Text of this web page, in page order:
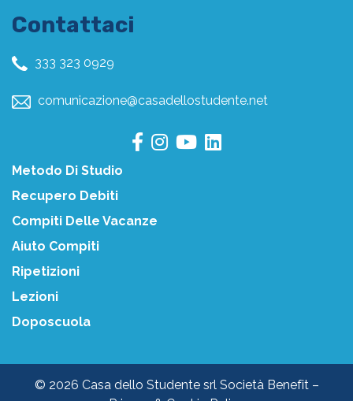
Contattaci
333 323 0929
comunicazione@casadellostudente.net
Metodo Di Studio
Recupero Debiti
Compiti Delle Vacanze
Aiuto Compiti
Ripetizioni
Lezioni
Doposcuola
© 2026 Casa dello Studente srl Società Benefit –